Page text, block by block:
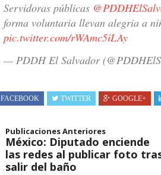
Servidoras públicas
forma voluntaria llevan alegria a
pic.twitter.com/rWAmc5iLAy
— PDDH El Salvador
FACEBOOK TWITTER GOOGLE+
Publicaciones Anteriores
México: Diputado enciende
las redes al publicar foto
salir del baño